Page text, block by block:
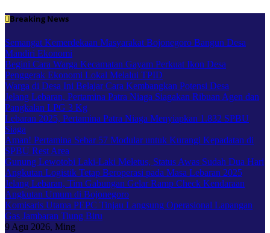
Skip
content
Breaking News
Semangat Kemerdekaan Masyarakat Bojonegoro Bangun Desa
Mandiri Ekonomi
Begini Cara Warga Kecamatan Gayam Perkuat Ikon Desa
Penggerak Ekonomi Lokal Melalui TPID
Warga di Desa Ini Belajar Cara Kembangkan Potensi Desa
Jelang Lebaran, Pertamina Patra Niaga Siagakan Ribuan Agen dan
Pangkalan LPG 3 Kg
Lebaran 2025, Pertamina Patra Niaga Menyiapkan 1.832 SPBU
Siaga
Aman! Pertamina Sebar 57 Modular untuk Kurangi Kepadatan di
SPBU Rest Area
Gunung Lewotobi Laki-Laki Meletus, Status Awas Sudah Dua Hari
Angkutan Logistik Tetap Beroperasi pada Masa Lebaran 2025
Jelang Lebaran, Tim Gabungan Gelar Ramp Check Kendaraan
Angkutan Umum di Bojonegoro
Komisaris Utama PEPC Tinjau Langsung Operasional Lapangan
Gas Jambaran Tiung Biru
9 Agu 2026, Ming